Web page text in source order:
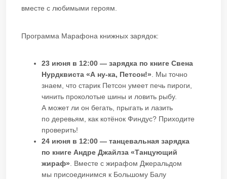
вместе с любимыми героям.
Программа Марафона книжных зарядок:
23 июня в 12:00 — зарядка по книге Свена
Нурдквиста «А ну-ка, Петсон!» . Мы точно
знаем, что старик Петсон умеет печь пироги,
чинить проколотые шины и ловить рыбу.
А может ли он бегать, прыгать и лазить
по деревьям, как котёнок Финдус? Приходите
проверить!
24 июня в 12:00 — танцевальная зарядка
по книге Андре Джайлза «Танцующий
жираф» . Вместе с жирафом Джеральдом
мы присоединимся к Большому Балу